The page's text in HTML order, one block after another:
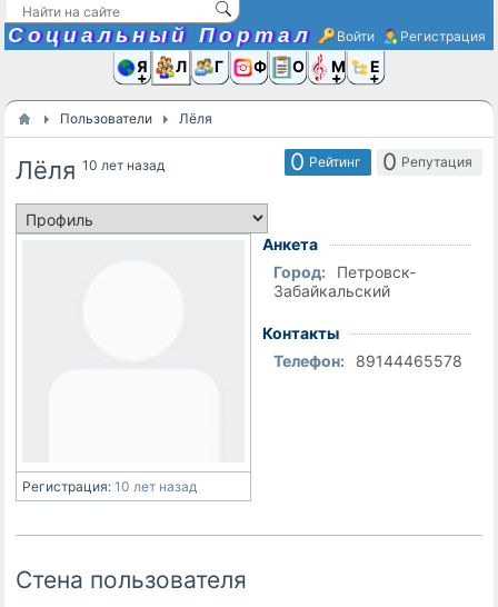
Социальный Портал Войти Регистрация
Я иЛюди
Группы
Фото Ещё
Пользователи Лёля
Лёля10 лет назад 0 Репутация
0 Рейтинг
Регистрация: 10 лет назад
Анкета
Город:
Петровск-
Забайкальский
Контакты
Телефон:
89144465578
Стена пользователя